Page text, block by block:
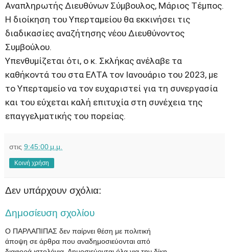
Αναπληρωτής Διευθύνων Σύμβουλος, Μάριος Τέμπος.
Η διοίκηση του Υπερταμείου θα εκκινήσει τις
διαδικασίες αναζήτησης νέου Διευθύνοντος
Συμβούλου.
Υπενθυμίζεται ότι, ο κ. Σκλήκας ανέλαβε τα
καθήκοντά του στα ΕΛΤΑ τον Ιανουάριο του 2023, με
το Υπερταμείο να τον ευχαριστεί για τη συνεργασία
και του εύχεται καλή επιτυχία στη συνέχεια της
επαγγελματικής του πορείας.
στις 9:45:00 μ.μ.
Κοινή χρήση
Δεν υπάρχουν σχόλια:
Δημοσίευση σχολίου
Ο ΠΑΡΛΑΠΙΠΑΣ δεν παίρνει θέση με πολιτική
άποψη σε άρθρα που αναδημοσιεύονται από